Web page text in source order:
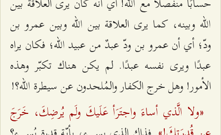
الله وبينه، كما يرى العلاقة بين الله وبين عمرو بن
ودّ؛ أي أن عمرو بن ودّ عبدٌ من عبيد الله؛ فكان يراه
عبدًا ويرى نفسه عبدًا. لم يكن هناك تكبّر وهذه
الأمور! وهل خرج الكفار والمُلحدون عن سيطرة الله؟!
«ولا الَّذي أساءَ واجتَرَأ عَلَيكَ ولَم يُرضِكَ، خَرَجَ